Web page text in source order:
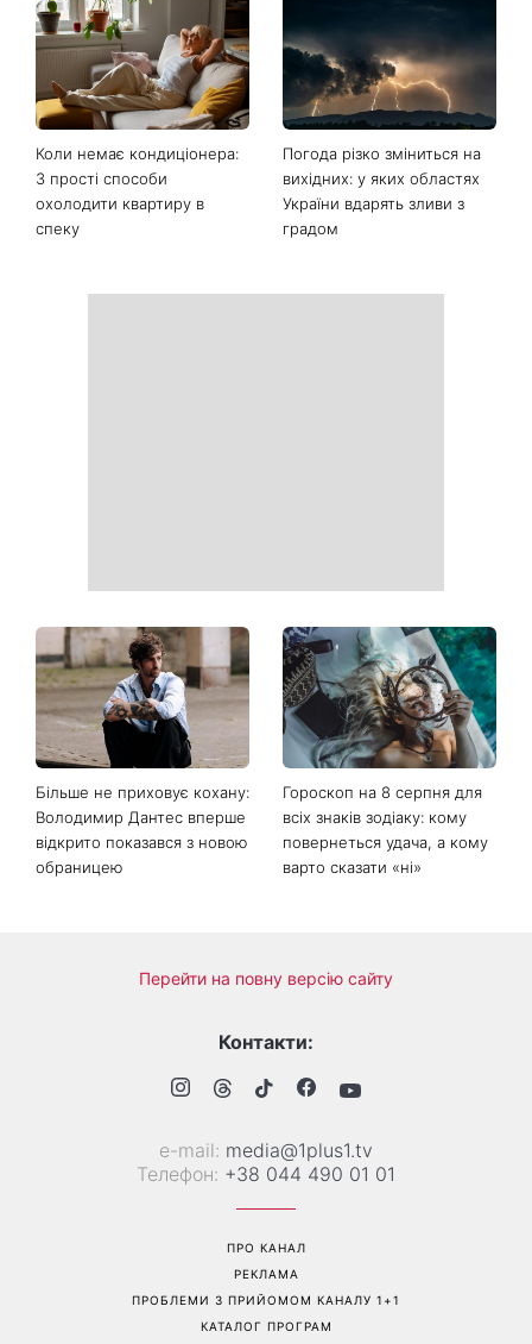
Коли немає кондиціонера:
3 прості способи
охолодити квартиру в
спеку
Погода різко зміниться на
вихідних: у яких областях
України вдарять зливи з
градом
Більше не приховує кохану:
Володимир Дантес вперше
відкрито показався з новою
обраницею
Гороскоп на 8 серпня для
всіх знаків зодіаку: кому
повернеться удача, а кому
варто сказати «ні»
Перейти на повну версію сайту
Контакти:
е-mail: media@1plus1.tv
Телефон: +38 044 490 01 01
ПРО КАНАЛ
РЕКЛАМА
ПРОБЛЕМИ З ПРИЙОМОМ КАНАЛУ 1+1
КАТАЛОГ ПРОГРАМ